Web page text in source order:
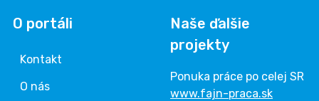
O portáli
Kontakt
O nás
Naše ďalšie
projekty
Ponuka práce po celej SR
www.fajn-praca.sk